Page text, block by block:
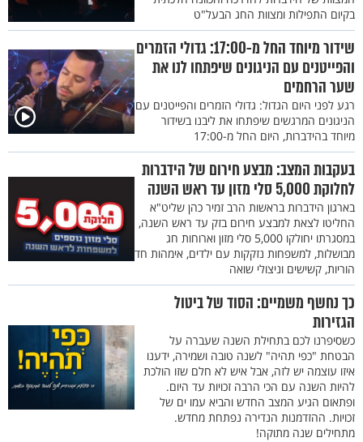
בקיום התפילות ומצוות החג הבעל"ט
שידור מיוחד החל מ-17:00: גדולי הזמרים
והפייטנים עם הניגונים שיפתחו לנו את
שער הרחמים
רגע לפני היום הגדול: גדולי הזמרים והפייטנים עם
הניגונים המרגשים שיפתחו את ליבנו בשידור
מיוחד בהידברות, היום החל מ-17:00
בעקבות המצב: מבצע חירום של הידברות
לחלוקת 5,000 סלי מזון עד ראש השנה
בארגון הידברות בראשות הרב זמיר כהן שליט"א
החליטו לצאת למבצע חירום בזק עד ראש השנה,
במסגרתו יחולקו 5,000 סלי מזון וארוחות חג
מבושלות, למשפחות נזקקות עם ילדים, אימהות חד
הוריות, קשישים וניצולי שואה
כך נחשף משמיים: הסוד של ביטול
הגזירות
כשסיפרנו לכם בתחילת השנה שעברה על
הבטחת "כפי תהיה" לשנה טובה ושמירה, ידענו
איזו עוצמה יש לזה, אבל איש לא חלם שזו הולכת
להיות השנה עם הכי הרבה זכויות עד היום.
ופתאום הגיע המצב החדש והביא עמו ים של
זכויות. ההזדמנות הנדירה נפתחת מחדש.
מתחילים שנה מתוקה!